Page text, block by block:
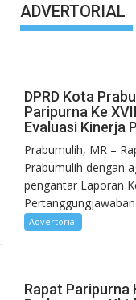
ADVERTORIAL
DPRD Kota
Paripurna Ke
Evaluasi Kinerja
Prabumulih, MR –
Prabumulih dengan
pengantar Laporan
Advertorial
Rapat Paripurna